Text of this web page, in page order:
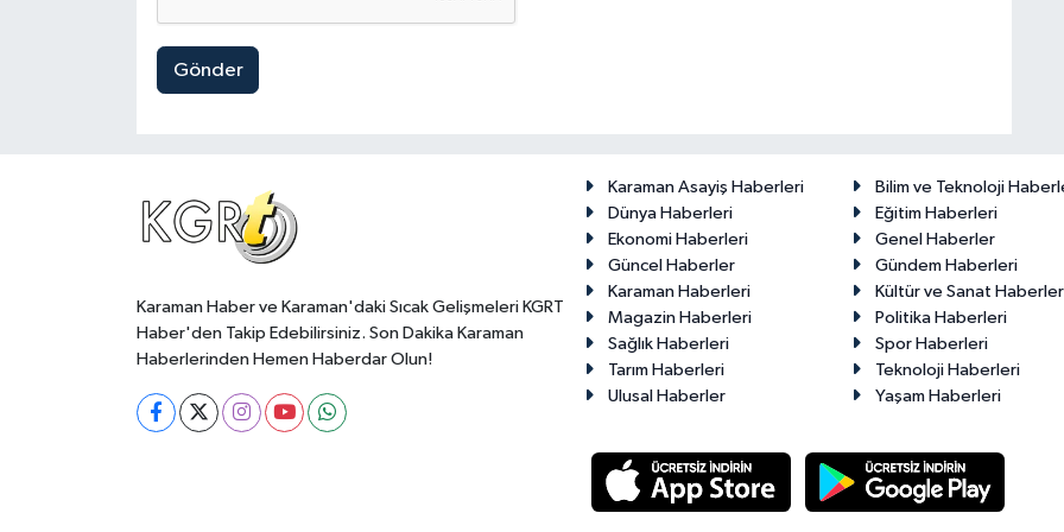
Gönder
Karaman Haber ve Karaman'daki Sıcak Gelişmeleri KGRT
Haber'den Takip Edebilirsiniz. Son Dakika Karaman
Haberlerinden Hemen Haberdar Olun!
Karaman Asayiş Haberleri
Bilim ve Teknoloji
Dünya Haberleri
Eğitim Haberleri
Ekonomi Haberleri
Genel Haberler
Güncel Haberler
Gündem Haberleri
Karaman Haberleri
Kültür ve Sanat
Magazin Haberleri
Politika Haberleri
Sağlık Haberleri
Spor Haberleri
Tarım Haberleri
Teknoloji Haberleri
Ulusal Haberler
Yaşam Haberleri